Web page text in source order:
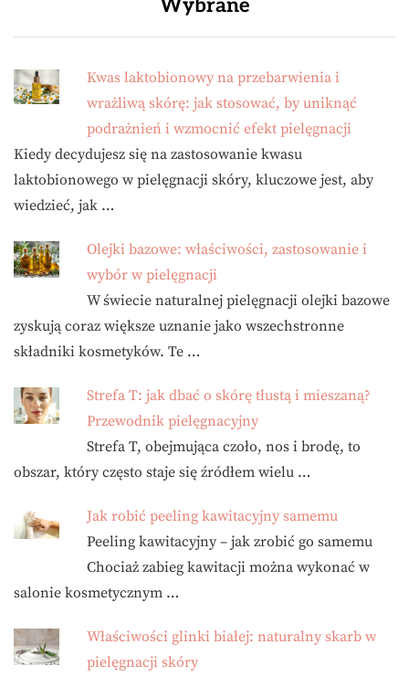
Wybrane
Kwas laktobionowy na przebarwienia i
wrażliwą skórę: jak stosować, by uniknąć
podrażnień i wzmocnić efekt pielęgnacji
Kiedy decydujesz się na zastosowanie kwasu
laktobionowego w pielęgnacji skóry, kluczowe jest, aby
wiedzieć, jak …
Olejki bazowe: właściwości, zastosowanie i
wybór w pielęgnacji
W świecie naturalnej pielęgnacji olejki bazowe
zyskują coraz większe uznanie jako wszechstronne
składniki kosmetyków. Te …
Strefa T: jak dbać o skórę tłustą i mieszaną?
Przewodnik pielęgnacyjny
Strefa T, obejmująca czoło, nos i brodę, to
obszar, który często staje się źródłem wielu …
Jak robić peeling kawitacyjny samemu
Peeling kawitacyjny – jak zrobić go samemu
Chociaż zabieg kawitacji można wykonać w
salonie kosmetycznym …
Właściwości glinki białej: naturalny skarb w
pielęgnacji skóry